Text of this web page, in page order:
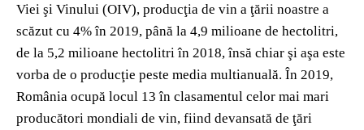
Viei şi Vinului (OIV), producţia de vin a ţării noastre a
scăzut cu 4% în 2019, până la 4,9 milioane de hectolitri,
de la 5,2 milioane hectolitri în 2018, însă chiar şi aşa este
vorba de o producţie peste media multianuală. În 2019,
România ocupă locul 13 în clasamentul celor mai mari
producători mondiali de vin, fiind devansată de ţări